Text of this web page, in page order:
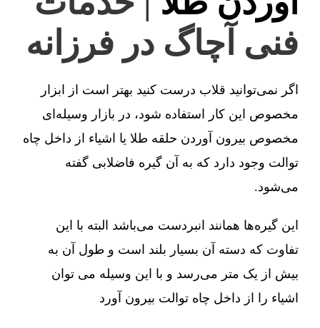
فنی آچاگ در فرزانه
اگر نمی‌توانید قلاب درست کنید بهتر است از ابزار
مخصوص این کار استفاده شود، در بازار وسیله‌ای
مخصوص بیرون آوردن حلقه طلا یا اشیاء از داخل چاه
توالت وجود دارد که به آن گیره فاضلابی گفته
می‌شود.
این گیره‌ها همانند انبردست می‌باشد البته با این
تفاوت که دسته آن بسیار بلند است و طول آن به
بیش از یک متر می‌رسد و با این وسیله می توان
اشیاء را از داخل چاه توالت بیرون آورد